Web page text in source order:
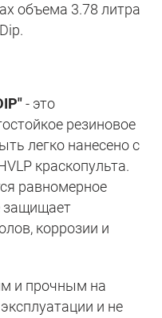
объема 3.78 литра
- это
резиновое
легко нанесено с
краскопульта.
равномерное
защищает
коррозии и
и прочным на
и не